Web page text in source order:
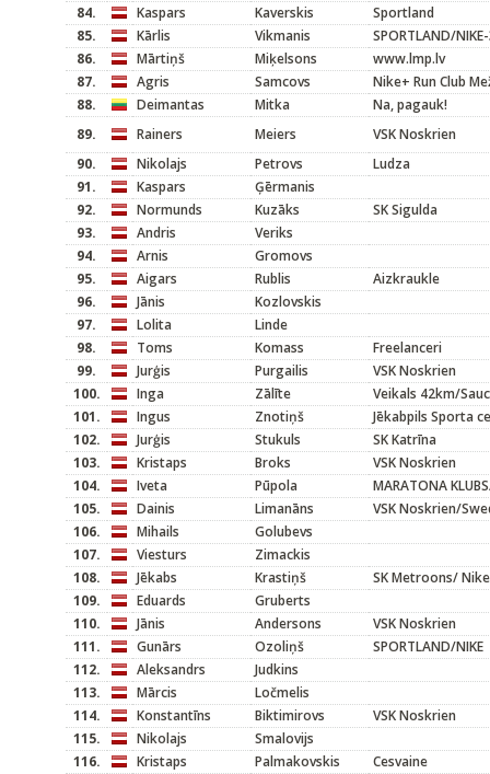
84.
Kaspars Kaverskis
Sportland
85.
Kārlis Vikmanis
SPORTLAND/
86.
Mārtiņš Miķelsons
www.lmp.lv
87.
Agris Samcovs
Nike+ Run Club
88.
Deimantas Mitka
Na, pagauk!
89.
Rainers Meiers
VSK Noskrien
90.
Nikolajs Petrovs
Ludza
91.
Kaspars
Ģērmanis
92.
Normunds Kuzāks
SK Sigulda
93.
Andris
Veriks
94.
Arnis
Gromovs
95.
Aigars Rublis
Aizkraukle
96.
Jānis
Kozlovskis
97.
Lolita
Linde
98.
Toms Komass
Freelanceri
99.
Jurģis Purgailis
VSK Noskrien
100.
Inga Zālīte
Veikals 42km/
101.
Ingus Znotiņš
Jēkabpils Sporta
102.
Jurģis Stukuls
SK Katrīna
103.
Kristaps Broks
VSK Noskrien
104.
Iveta Pūpola
MARATONA
105.
Dainis Limanāns
VSK Noskrien/
106.
Mihails
Golubevs
107.
Viesturs
Zimackis
108.
Jēkabs Krastiņš
SK Metroons/ Nike
109.
Eduards
Gruberts
110.
Jānis Andersons
VSK Noskrien
111.
Gunārs Ozoliņš
SPORTLAND/NIKE
112.
Aleksandrs
Judkins
113.
Mārcis
Ločmelis
114.
Konstantīns Biktimirovs
VSK Noskrien
115.
Nikolajs
Smalovijs
116.
Kristaps Palmakovskis
Cesvaine